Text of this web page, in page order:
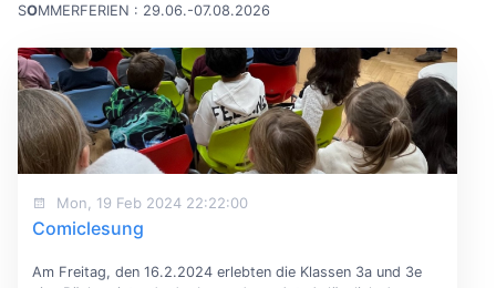
SOMMERFERIEN : 29.06.-07.08.2026
Mon, 19 Feb 2024 22:22:00
Comiclesung
Am Freitag, den 16.2.2024 erlebten die Klassen 3a und 3e